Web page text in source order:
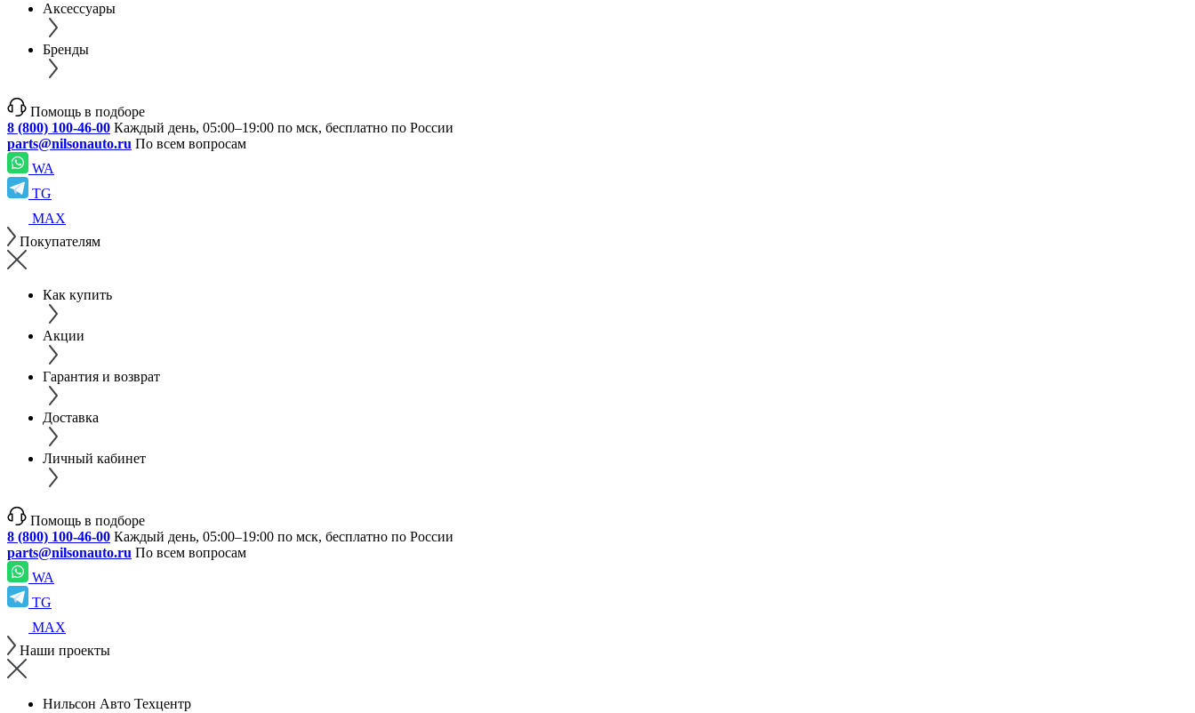
Аксессуары
Бренды
Помощь в подборе
8 (800) 100-46-00 Каждый день, 05:00–19:00 по мск, бесплатно по России
parts@nilsonauto.ru По всем вопросам
WA
TG
MAX
Покупателям
Как купить
Акции
Гарантия и возврат
Доставка
Личный кабинет
Помощь в подборе
8 (800) 100-46-00 Каждый день, 05:00–19:00 по мск, бесплатно по России
parts@nilsonauto.ru По всем вопросам
WA
TG
MAX
Наши проекты
Нильсон Авто Техцентр